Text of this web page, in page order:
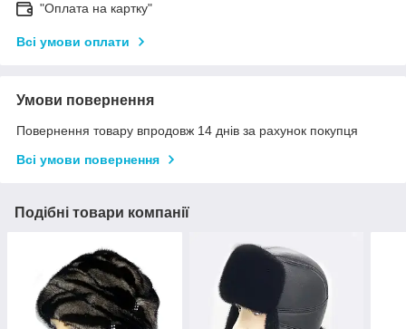
"Оплата на картку"
Всі умови оплати
Умови повернення
Повернення товару впродовж 14 днів за рахунок покупця
Всі умови повернення
Подібні товари компанії